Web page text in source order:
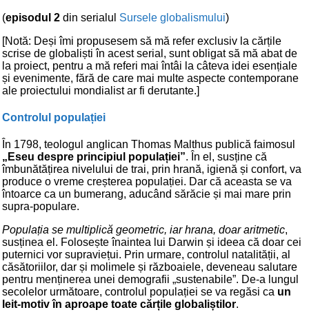
(episodul 2 din serialul Sursele globalismului)
[Notă: Deși îmi propusesem să mă refer exclusiv la cărțile
scrise de globaliști în acest serial, sunt obligat să mă abat de
la proiect, pentru a mă referi mai întâi la câteva idei esențiale
și evenimente, fără de care mai multe aspecte contemporane
ale proiectului mondialist ar fi derutante.]
Controlul populației
În 1798, teologul anglican Thomas Malthus publică faimosul
„Eseu despre principiul populației”. În el, susține că
îmbunătățirea nivelului de trai, prin hrană, igienă și confort, va
produce o vreme creșterea populației. Dar că aceasta se va
întoarce ca un bumerang, aducând sărăcie și mai mare prin
supra-populare.
Populația se multiplică geometric, iar hrana, doar aritmetic,
susținea el. Folosește înaintea lui Darwin și ideea că doar cei
puternici vor supraviețui. Prin urmare, controlul natalității, al
căsătoriilor, dar și molimele și războaiele, deveneau salutare
pentru menținerea unei demografii „sustenabile”. De-a lungul
secolelor următoare, controlul populației se va regăsi ca un
leit-motiv în aproape toate cărțile globaliștilor.